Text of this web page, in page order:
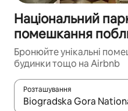
Національний
помешкання
Бронюйте унікальні
будинки тощо на Airbnb
Розташування
Отримавши результати